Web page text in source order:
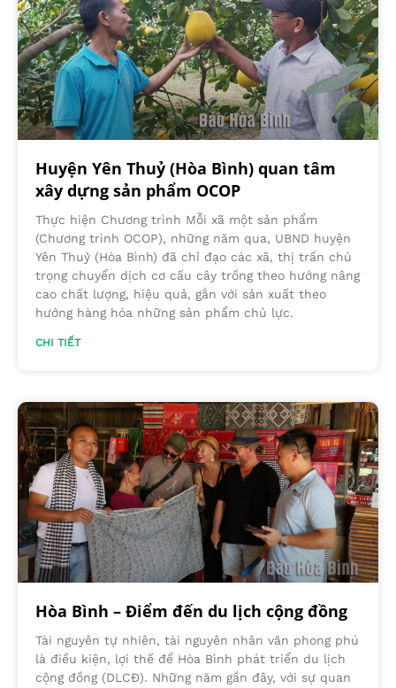
Huyện Yên Thuỷ (Hòa Bình) quan tâm
xây dựng sản phẩm OCOP
Thực hiện Chương trình Mỗi xã một sản phẩm
(Chương trình OCOP), những năm qua, UBND huyện
Yên Thuỷ (Hòa Bình) đã chỉ đạo các xã, thị trấn chú
trọng chuyển dịch cơ cấu cây trồng theo hướng nâng
cao chất lượng, hiệu quả, gắn với sản xuất theo
hướng hàng hóa những sản phẩm chủ lực.
CHI TIẾT
Hòa Bình – Điểm đến du lịch cộng đồng
Tài nguyên tự nhiên, tài nguyên nhân văn phong phú
là điều kiện, lợi thế để Hòa Bình phát triển du lịch
cộng đồng (DLCĐ). Những năm gần đây, với sự quan